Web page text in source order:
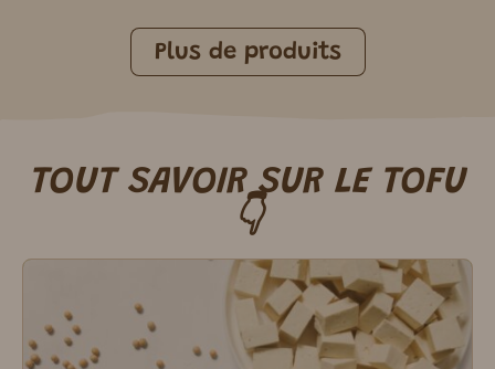
Plus de produits
TOUT SAVOIR SUR LE TOFU
👇